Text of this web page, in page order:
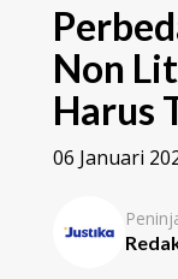
Non
Harus
06 Januari